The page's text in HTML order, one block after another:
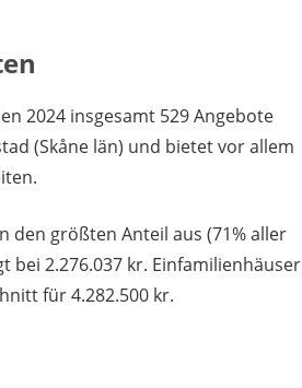
2024 insgesamt 529 Angebote
(Skåne län) und bietet vor allem
den größten Anteil aus (71% aller
2.276.037 kr. Einfamilienhäuser
für 4.282.500 kr.